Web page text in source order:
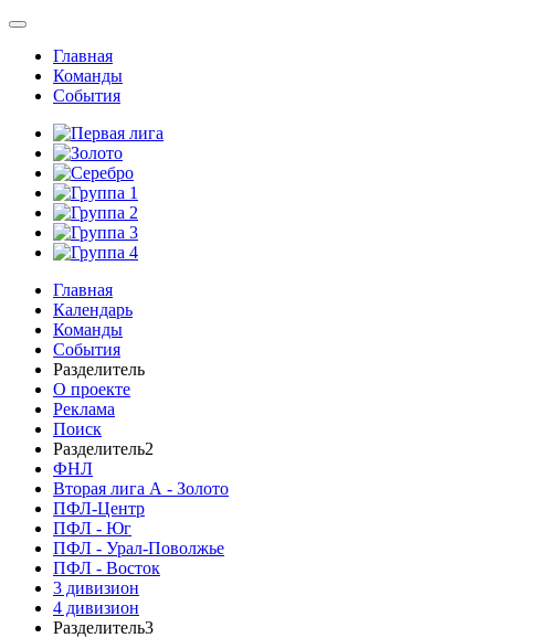
Главная
Команды
События
Главная
Календарь
Команды
События
Разделитель
О проекте
Реклама
Поиск
Разделитель2
ФНЛ
Вторая лига А - Золото
ПФЛ-Центр
ПФЛ - Юг
ПФЛ - Урал-Поволжье
ПФЛ - Восток
3 дивизион
4 дивизион
Разделитель3